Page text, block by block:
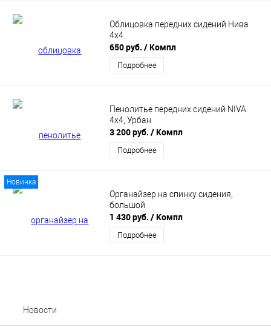
Облицовка передних сидений Нива
4х4
650 руб. / Компл
Подробнее
Пенолитье передних сидений NIVA
4x4, Урбан
3 200 руб. / Компл
Подробнее
Новинка
Органайзер на спинку сидения,
большой
1 430 руб. / Компл
Подробнее
Новости